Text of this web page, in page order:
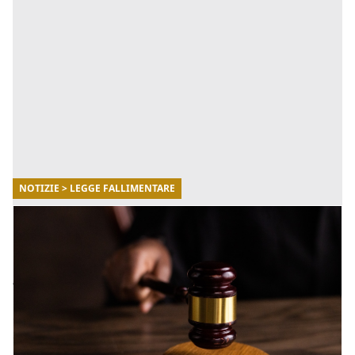
NOTIZIE > LEGGE FALLIMENTARE
Codice delle crisi di impresa e la
digitalizzazione
A seguito della pubblicazione in Gazzetta ufficiale del
D.lgs. n.83/2022 (“Decreto Insolvency”) è
definitivamente entrato in vigore il Codice della Crisi e